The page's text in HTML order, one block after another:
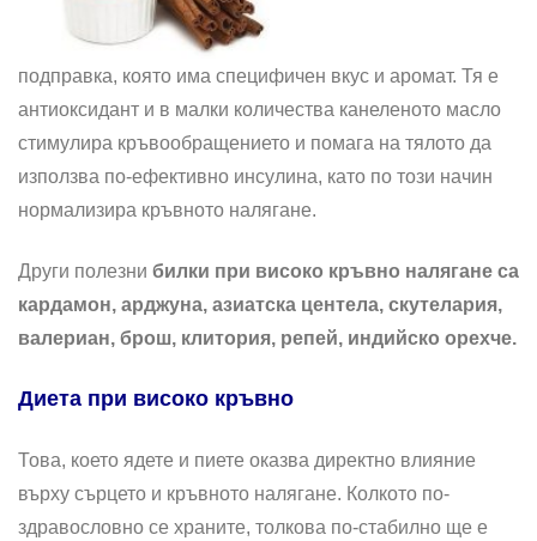
подправка, която има специфичен вкус и аромат. Тя е
антиоксидант и в малки количества канеленото масло
стимулира кръвообращението и помага на тялото да
използва по-ефективно инсулина, като по този начин
нормализира кръвното налягане.
Други полезни билки при високо кръвно налягане са
кардамон, арджуна, азиатска центела, скутелария,
валериан, брош, клитория, репей, индийско орехче.
Диета при високо кръвно
Това, което ядете и пиете оказва директно влияние
върху сърцето и кръвното налягане. Колкото по-
здравословно се храните, толкова по-стабилно ще е